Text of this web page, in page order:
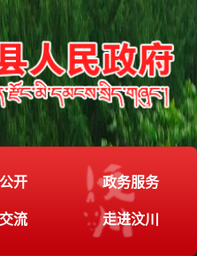
开 政务服务
流 走进汶川